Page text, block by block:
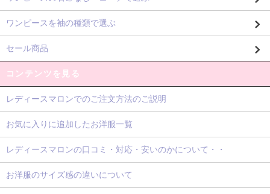
ワンピースを袖の種類で選ぶ
セール商品
コンテンツを見る
レディースマロンでのご注文方法のご説明
お気に入りに追加したお洋服一覧
レディースマロンの口コミ・対応・安いのかについて・・
お洋服のサイズ感の違いについて